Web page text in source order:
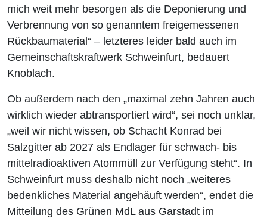
mich weit mehr besorgen als die Deponierung und
Verbrennung von so genanntem freigemessenen
Rückbaumaterial“ – letzteres leider bald auch im
Gemeinschaftskraftwerk Schweinfurt, bedauert
Knoblach.
Ob außerdem nach den „maximal zehn Jahren auch
wirklich wieder abtransportiert wird“, sei noch unklar,
„weil wir nicht wissen, ob Schacht Konrad bei
Salzgitter ab 2027 als Endlager für schwach- bis
mittelradioaktiven Atommüll zur Verfügung steht“. In
Schweinfurt muss deshalb nicht noch „weiteres
bedenkliches Material angehäuft werden“, endet die
Mitteilung des Grünen MdL aus Garstadt im